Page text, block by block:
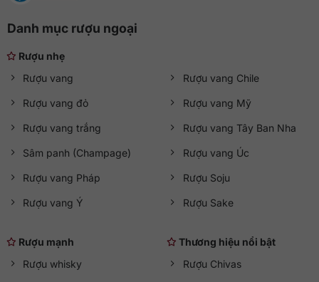
Danh mục rượu ngoại
Rượu nhẹ
Rượu vang
Rượu vang đỏ
Rượu vang trắng
Sâm panh (Champage)
Rượu vang Pháp
Rượu vang Ý
Rượu vang Chile
Rượu vang Mỹ
Rượu vang Tây Ban Nha
Rượu vang Úc
Rượu Soju
Rượu Sake
Rượu mạnh
Rượu whisky
Thương hiệu nổi bật
Rượu Chivas